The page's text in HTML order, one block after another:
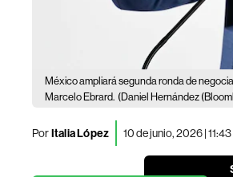
México ampliará segunda ronda de
Marcelo Ebrard. (Daniel Hernández
PorItalia López 10 de junio, 2026 |